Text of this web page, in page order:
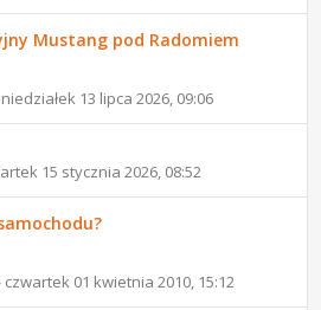
Mustang pod Radomiem
13 lipca 2026, 09:06
15 stycznia 2026, 08:52
czwartek 01 kwietnia 2010, 15:12